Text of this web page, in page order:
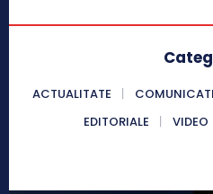
ACTUALITATE
EDITORIALE
VIDEO